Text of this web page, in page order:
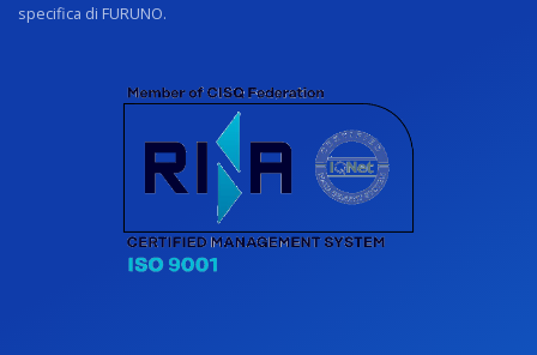
specifica di FURUNO.